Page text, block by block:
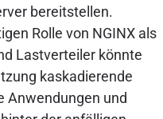
bereitstellen.
Rolle von NGINX als
Lastverteiler könnte
kaskadierende
Anwendungen und